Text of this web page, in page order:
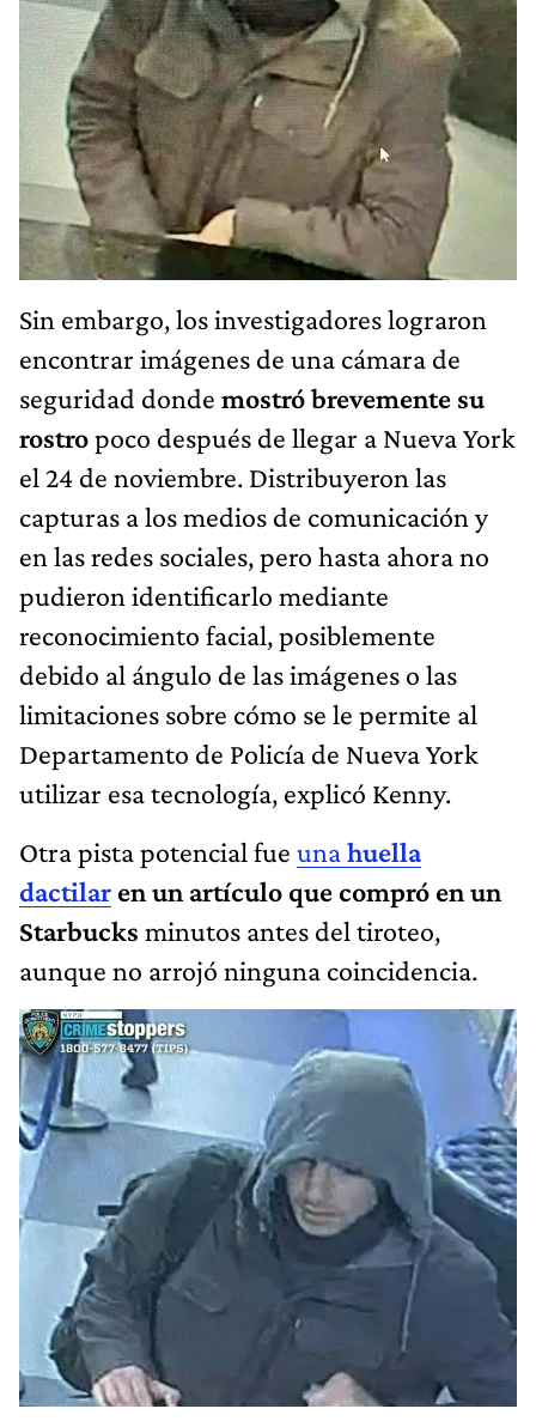
Sin embargo, los investigadores lograron
encontrar imágenes de una cámara de
seguridad donde mostró brevemente su
rostropoco después de llegar a Nueva York
el 24 de noviembre. Distribuyeron las
capturas a los medios de comunicación y
en las redes sociales, pero hasta ahora no
pudieron identificarlo mediante
reconocimiento facial, posiblemente
debido al ángulo de las imágenes o las
limitaciones sobre cómo se le permite al
Departamento de Policía de Nueva York
utilizar esa tecnología, explicó Kenny.
Otra pista potencial fue unahuella
dactilar en un artículo que compró en un
Starbucks minutos antes del tiroteo,
aunque no arrojó ninguna coincidencia.